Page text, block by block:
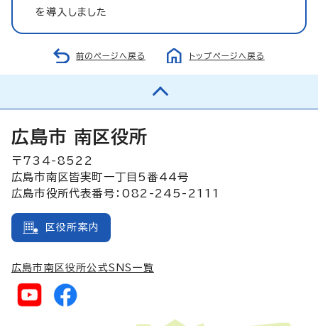
を導入しました
前のページへ戻る トップページへ戻る
広島市 南区役所
〒734-8522
広島市南区皆実町一丁目5番44号
広島市役所代表番号：082-245-2111
区役所案内
広島市南区役所公式SNS一覧